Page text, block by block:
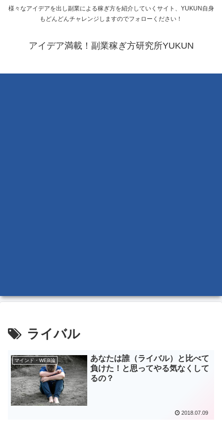
様々なアイデアを出し副業による稼ぎ方を紹介していくサイト、YUKUN自身
もどんどんチャレンジしますのでフォローください！
アイデア満載！副業稼ぎ方研究所YUKUN
ライバル
マインド・WEB論
あなたは誰（ライバル）と比べて
負けた！と思ってやる気なくして
るの？
2018.07.09